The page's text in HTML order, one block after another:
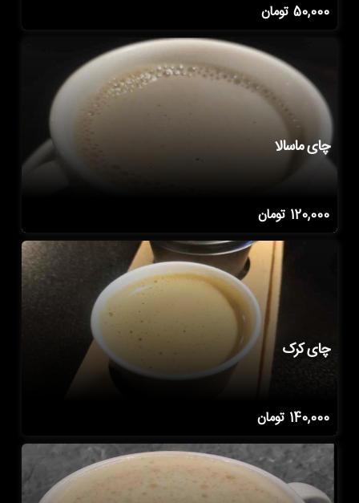
50,000 تومان
چای ماسالا
120,000 تومان
چای کرک
140,000 تومان